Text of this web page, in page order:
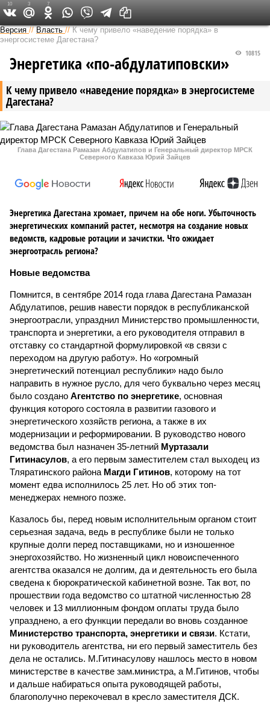
Версия на Кавказе
Версия //Власть //К чему привело «наведение порядка» в
энергосистеме Дагестана?
К чему привело «наведение порядка» в энергосистеме
Дагестана?
10815
Энергетика «по-абдулатиповски»
Глава Дагестана Рамазан Абдулатипов и Генеральный директор МРСК
Северного Кавказа Юрий Зайцев
Энергетика Дагестана хромает, причем на обе ноги. Убыточность
энергетических компаний растет, несмотря на создание новых
ведомств, кадровые ротации и зачистки. Что ожидает
энергоотрасль региона?
Новые ведомства
Помнится, в сентябре 2014 года глава Дагестана Рамазан
Абдулатипов, решив навести порядок в республиканской
энергоотрасли, упразднил Министерство промышленности,
транспорта и энергетики, а его руководителя отправил в
отставку со стандартной формулировкой «в связи с
переходом на другую работу». Но «огромный
энергетический потенциал республики» надо было
направить в нужное русло, для чего буквально через месяц
было создано Агентство по энергетике, основная
функция которого состояла в развитии газового и
энергетического хозяйств региона, а также в их
модернизации и реформировании. В руководство нового
ведомства был назначен 35-летний Муртазали
Гитинасулов, а его первым заместителем стал выходец из
Тляратинского района Магди Гитинов, которому на тот
момент едва исполнилось 25 лет. Но об этих топ-
менеджерах немного позже.
Казалось бы, перед новым исполнительным органом стоит
серьезная задача, ведь в республике были не только
крупные долги перед поставщиками, но и изношенное
энергохозяйство. Но жизненный цикл новоиспеченного
агентства оказался не долгим, да и деятельность его была
сведена к бюрократической кабинетной возне. Так вот, по
прошествии года ведомство со штатной численностью 28
человек и 13 миллионным фондом оплаты труда было
упразднено, а его функции передали во вновь созданное
Министерство транспорта, энергетики и связи. Кстати,
ни руководитель агентства, ни его первый заместитель без
дела не остались. М.Гитинасулову нашлось место в новом
министерстве в качестве зам.министра, а М.Гитинов, чтобы
и дальше набираться опыта руководящей работы,
благополучно перекочевал в кресло заместителя ДСК.
10 3 7